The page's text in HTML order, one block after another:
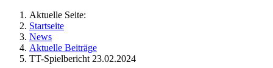
Aktuelle Seite:
Startseite
News
Aktuelle Beiträge
TT-Spielbericht 23.02.2024